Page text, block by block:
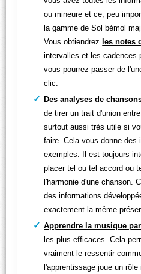
ou mineure et ce, peu
la gamme de Sol bémol
Vous obtiendrez les notes
intervalles et les cadences
vous pourrez passer de
clic.
Des analyses de
de tirer un trait d'union
surtout aussi très utile si
faire. Cela vous donne
exemples. Il est toujours
placer tel ou tel accord ou
l'harmonie d'une chanson.
des informations
exactement la même
Apprendre la musique
les plus efficaces. Cela
vraiment le ressentir
l'apprentissage joue un